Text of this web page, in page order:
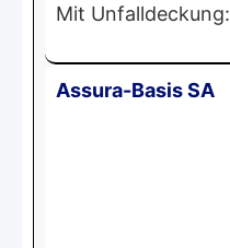
Mit Unfalldeckung:
Assura-Basis SA